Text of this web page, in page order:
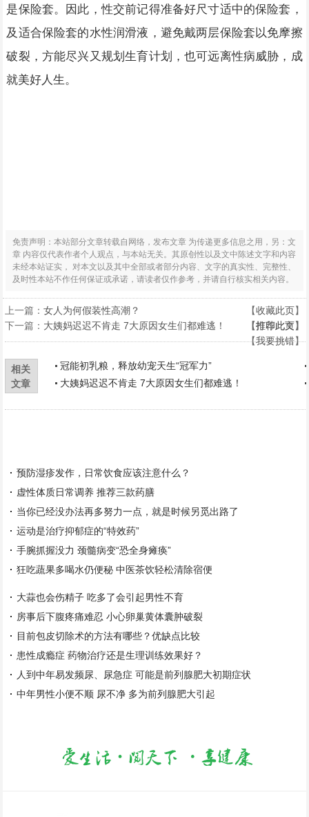
是保险套。因此，性交前记得准备好尺寸适中的保险套，
及适合保险套的水性润滑液，避免戴两层保险套以免摩擦
破裂，方能尽兴又规划生育计划，也可远离性病威胁，成
就美好人生。
免责声明：本站部分文章转载自网络，发布文章 为传递更多信息之用，另：文
章 内容仅代表作者个人观点，与本站无关。其原创性以及文中陈述文字和内容
未经本站证实， 对本文以及其中全部或者部分内容、文字的真实性、完整性、
及时性本站不作任何保证或承诺，请读者仅作参考，并请自行核实相关内容。
上一篇：女人为何假装性高潮？
下一篇： 大姨妈迟迟不肯走 7大原因女生们都难逃！
【收藏此页】
【打印此页】
【推荐此文】
【我要挑错】
相关
文章
冠能初乳粮，释放幼宠天生“冠军力”
大姨妈迟迟不肯走 7大原因女生们都难逃！
预防湿疹发作，日常饮食应该注意什么？
虚性体质日常调养 推荐三款药膳
当你已经没办法再多努力一点，就是时候另觅出路了
运动是治疗抑郁症的“特效药”
手腕抓握没力 颈髓病变“恐全身瘫痪”
狂吃蔬果多喝水仍便秘 中医茶饮轻松清除宿便
大蒜也会伤精子 吃多了会引起男性不育
房事后下腹疼痛难忍 小心卵巢黄体囊肿破裂
目前包皮切除术的方法有哪些？优缺点比较
患性成瘾症 药物治疗还是生理训练效果好？
人到中年易发频尿、尿急症 可能是前列腺肥大初期症状
中年男性小便不顺 尿不净 多为前列腺肥大引起